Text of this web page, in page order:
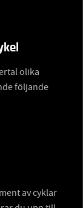
olika
följande
av cyklar